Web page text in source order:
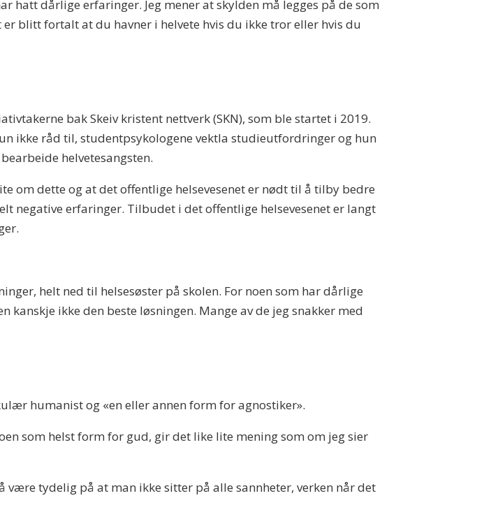
hatt dårlige erfaringer. Jeg mener at skylden må legges på de som
blitt fortalt at du havner i helvete hvis du ikke tror eller hvis du
bak Skeiv kristent nettverk (SKN), som ble startet i 2019.
ikke råd til, studentpsykologene vektla studieutfordringer og hun
helvetesangsten.
om dette og at det offentlige helsevesenet er nødt til å tilby bedre
negative erfaringer. Tilbudet i det offentlige helsevesenet er langt
helt ned til helsesøster på skolen. For noen som har dårlige
ikke den beste løsningen. Mange av de jeg snakker med
humanist og «en eller annen form for agnostiker».
som helst form for gud, gir det like lite mening som om jeg sier
tydelig på at man ikke sitter på alle sannheter, verken når det